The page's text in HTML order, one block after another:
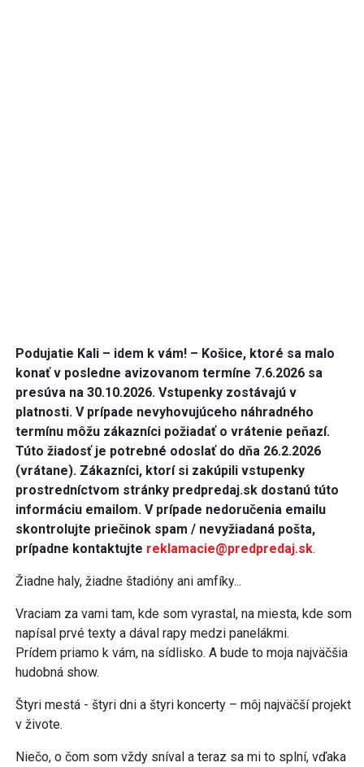
Podujatie Kali – idem k vám! – Košice, ktoré sa malo
konať v posledne avizovanom termíne 7.6.2026 sa
presúva na 30.10.2026. Vstupenky zostávajú v
platnosti. V prípade nevyhovujúceho náhradného
termínu môžu zákazníci požiadať o vrátenie peňazí.
Túto žiadosť je potrebné odoslať do dňa 26.2.2026
(vrátane). Zákazníci, ktorí si zakúpili vstupenky
prostredníctvom stránky predpredaj.sk dostanú túto
informáciu emailom. V prípade nedoručenia emailu
skontrolujte priečinok spam / nevyžiadaná pošta,
prípadne kontaktujte reklamacie@predpredaj.sk.
Žiadne haly, žiadne štadióny ani amfíky...
Vraciam za vami tam, kde som vyrastal, na miesta, kde som
napísal prvé texty a dával rapy medzi panelákmi.
Prídem priamo k vám, na sídlisko. A bude to moja najväčšia
hudobná show.
Štyri mestá - štyri dni a štyri koncerty – môj najväčší projekt
v živote.
Niečo, o čom som vždy sníval a teraz sa mi to splní, vďaka